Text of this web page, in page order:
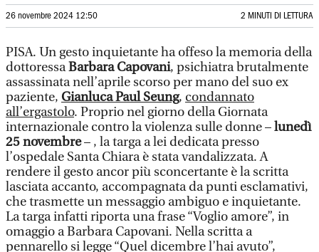
26 novembre 2024 12:50 2 MINUTI DI LETTURA
PISA. Un gesto inquietante ha offeso la memoria della
dottoressaBarbara Capovani, psichiatra brutalmente
assassinata nell’aprile scorso per mano del suo ex
paziente, Gianluca Paul Seung, condannato
all’ergastolo. Proprio nel giorno della Giornata
internazionale contro la violenza sulle donne –lunedì
25 novembre– , la targa a lei dedicata presso
l’ospedale Santa Chiara è stata vandalizzata. A
rendere il gesto ancor più sconcertante è la scritta
lasciata accanto, accompagnata da punti esclamativi,
che trasmette un messaggio ambiguo e inquietante.
La targa infatti riporta una frase “Voglio amore”, in
omaggio a Barbara Capovani. Nella scritta a
pennarello si legge “Quel dicembre l’hai avuto”,